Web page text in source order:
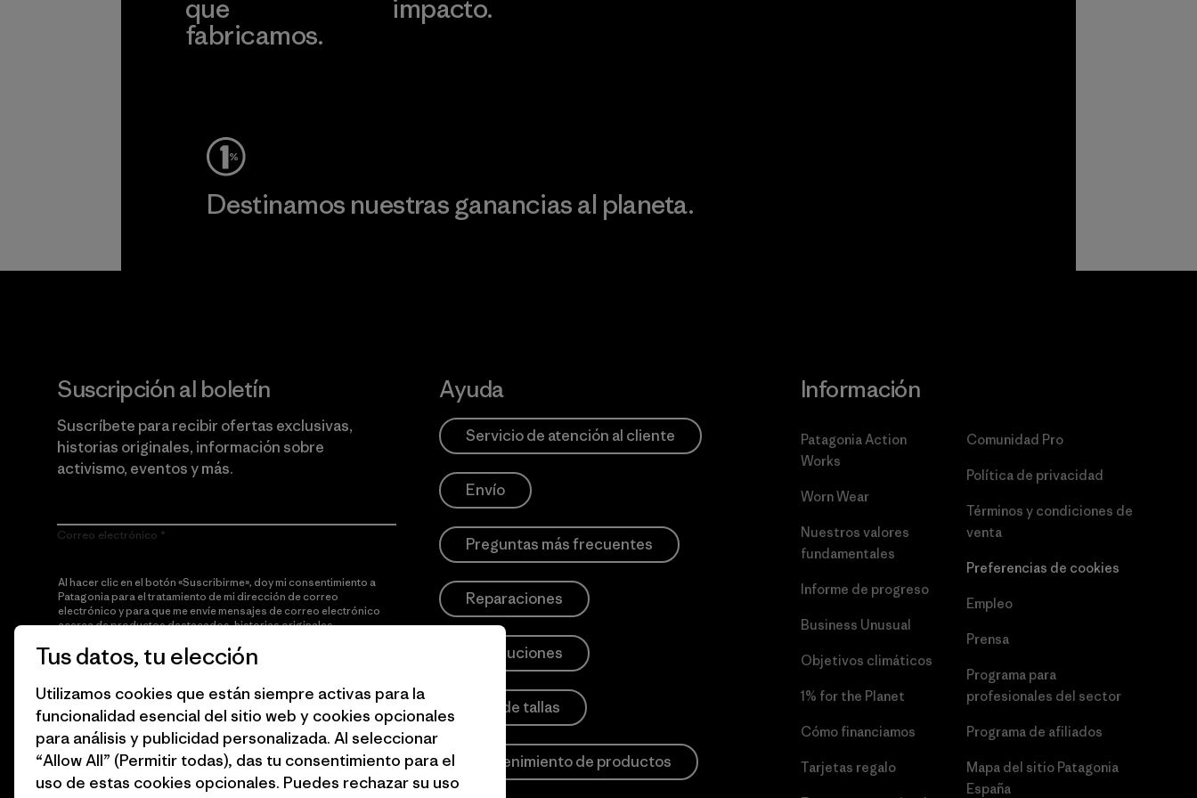
que
fabricamos.
impacto.
Destinamos nuestras ganancias al planeta.
Suscripción al boletín
Suscríbete para recibir ofertas exclusivas,
historias originales, información sobre
activismo, eventos y más.
Correo electrónico
Al hacer clic en el botón «Suscribirme», doy mi consentimiento a
Patagonia para el tratamiento de mi dirección de correo
electrónico y para que me envíe mensajes de correo electrónico
acerca de productos destacados, historias originales,
acuerdo con la
política de privacidad de Patagonia.
Suscribirme
Ayuda
Servicio de atención al cliente
Envío
Preguntas más frecuentes
Reparaciones
Devoluciones
Guía de tallas
Mantenimiento de productos
Información
Patagonia Action
Works
Worn Wear
Nuestros valores
fundamentales
Informe de progreso
Business Unusual
Objetivos climáticos
1% for the Planet
Cómo financiamos
Tarjetas regalo
Comunidad Pro
Política de privacidad
Términos y condiciones de
venta
Preferencias de cookies
Empleo
Prensa
Programa para
profesionales del sector
Programa de afiliados
Mapa del sitio Patagonia
España
Tus datos, tu elección
Utilizamos cookies que están siempre activas para la
funcionalidad esencial del sitio web y cookies opcionales
para análisis y publicidad personalizada. Al seleccionar
“Allow All” (Permitir todas), das tu consentimiento para el
uso de estas cookies opcionales. Puedes rechazar su uso